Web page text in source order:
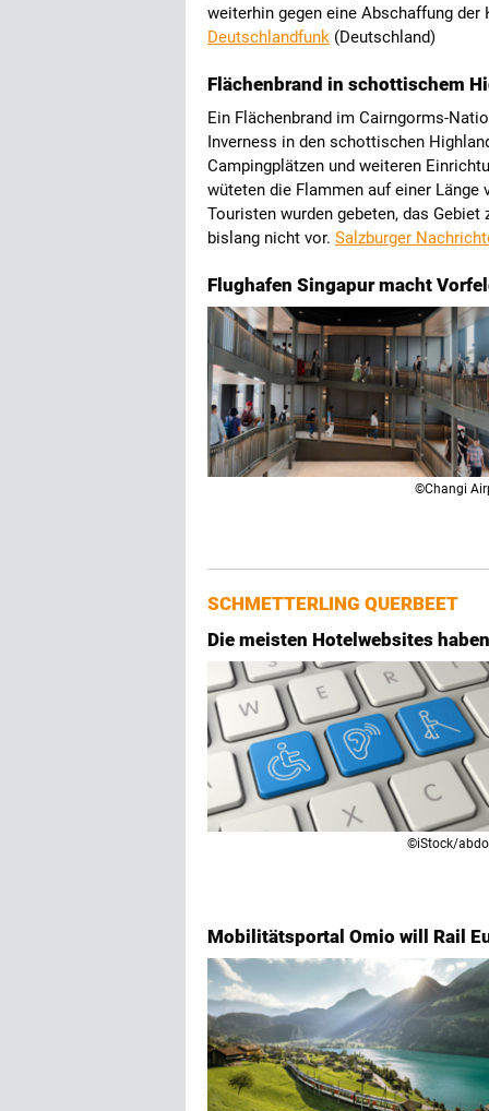
weiterhin gegen eine Abschaffung
Deutschlandfunk (Deutschland)
Flächenbrand in schottischem
Ein Flächenbrand im Cairngorms-
Inverness in den schottischen
Campingplätzen und weiteren
wüteten die Flammen auf einer
Touristen wurden gebeten, das
bislang nicht vor. Salzburger
Flughafen Singapur macht
©Changi
SCHMETTERLING QUERBEET
Die meisten Hotelwebsites
©iStock/
Mobilitätsportal Omio will Rail